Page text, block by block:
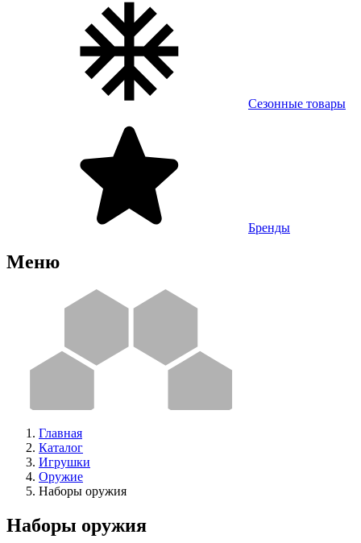
Сезонные товары
Бренды
Меню
Главная
Каталог
Игрушки
Оружие
Наборы оружия
Наборы оружия